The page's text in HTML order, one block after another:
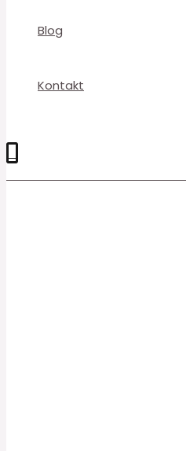
Blog
Kontakt